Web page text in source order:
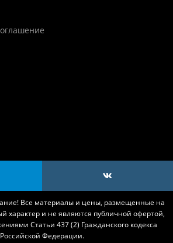
Все материалы и цены, размещенные на
характер и не являются публичной офертой,
Статьи 437 (2) Гражданского кодекса
Российской Федерации.